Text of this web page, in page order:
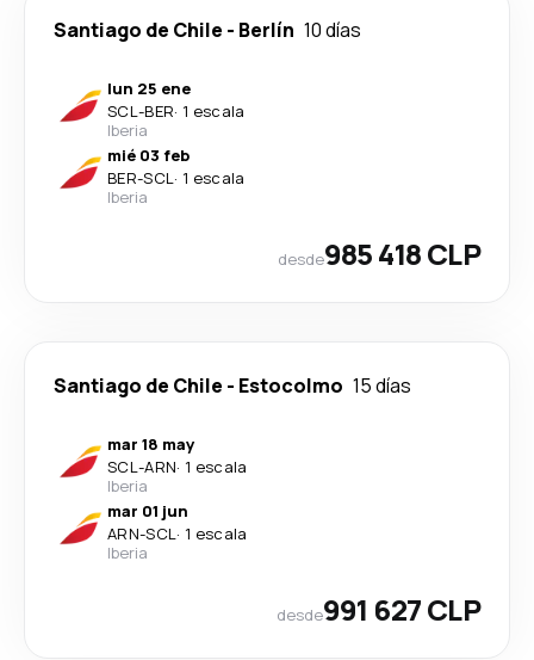
Santiago de Chile - Berlín 10 días
lun 25 ene
SCL-BER· 1 escala
Iberia
mié 03 feb
BER-SCL· 1 escala
Iberia
desde985 418 CLP
Santiago de Chile - Estocolmo 15 días
mar 18 may
SCL-ARN· 1 escala
Iberia
mar 01 jun
ARN-SCL· 1 escala
Iberia
desde991 627 CLP